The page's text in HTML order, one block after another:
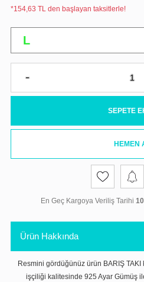
*154,63 TL den başlayan taksitlerle!
SEPETE
HEMEN
En Geç Kargoya Veriliş Tarihi
Ürün Hakkında
Resmini gördüğünüz ürün BARIŞ TAKI
işçiliği kalitesinde 925 Ayar Gümüş